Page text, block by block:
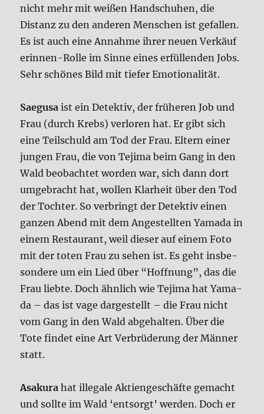
nicht mehr mit wei­ßen Hand­schu­hen, die
Distanz zu den ande­ren Men­schen ist gefal­len.
Es ist auch eine Annah­me ihrer neu­en Ver­käu­f
e­rin­nen-Rol­le im Sin­ne eines erfül­len­den Jobs.
Sehr schö­nes Bild mit tie­fer Emo­tio­na­li­tät.
Sae­gu­saist ein Detek­tiv, der frü­he­ren Job und
Frau (durch Krebs) ver­lo­ren hat. Er gibt sich
eine Teil­schuld am Tod der Frau. Eltern einer
jun­gen Frau, die von Teji­ma beim Gang in den
Wald beob­ach­tet wor­den war, sich dann dort
umge­bracht hat, wol­len Klar­heit über den Tod
der Toch­ter. So ver­bringt der Detek­tiv einen
gan­zen Abend mit dem Ange­stell­ten Yama­da in
einem Restau­rant, weil die­ser auf einem Foto
mit der toten Frau zu sehen ist. Es geht ins­be­
son­de­re um ein Lied über “Hoff­nung”, das die
Frau lieb­te. Doch ähn­lich wie Teji­ma hat Yama­
da – das ist vage dar­ge­stellt – die Frau nicht
vom Gang in den Wald abge­hal­ten. Über die
Tote fin­det eine Art Ver­brü­de­rung der Män­ner
statt.
Asa­ku­rahat ille­ga­le Akti­en­ge­schäf­te gemacht
und soll­te im Wald ‘ent­sorgt’ wer­den. Doch er